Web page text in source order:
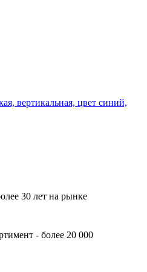
вертикальная, цвет синий,
30 лет на рынке
- более 20 000